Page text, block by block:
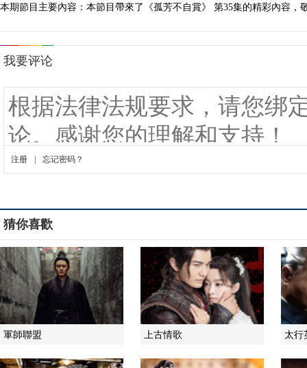
本期節目主要內容：本節目帶來了《孤芳不自賞》 第35集的精彩內容，
猜你喜歡
軍師聯盟 上古情歌 太行